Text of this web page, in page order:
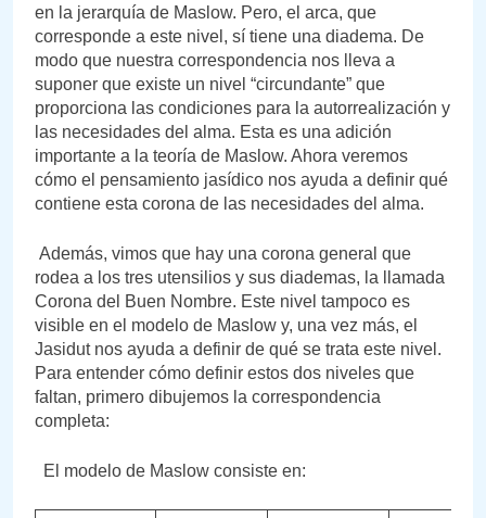
en la jerarquía de Maslow. Pero, el arca, que
corresponde a este nivel, sí tiene una diadema. De
modo que nuestra correspondencia nos lleva a
suponer que existe un nivel “circundante” que
proporciona las condiciones para la autorrealización y
las necesidades del alma. Esta es una adición
importante a la teoría de Maslow. Ahora veremos
cómo el pensamiento jasídico nos ayuda a definir qué
contiene esta corona de las necesidades del alma.
Además, vimos que hay una corona general que
rodea a los tres utensilios y sus diademas, la llamada
Corona del Buen Nombre. Este nivel tampoco es
visible en el modelo de Maslow y, una vez más, el
Jasidut nos ayuda a definir de qué se trata este nivel.
Para entender cómo definir estos dos niveles que
faltan, primero dibujemos la correspondencia
completa:
El modelo de Maslow consiste en: